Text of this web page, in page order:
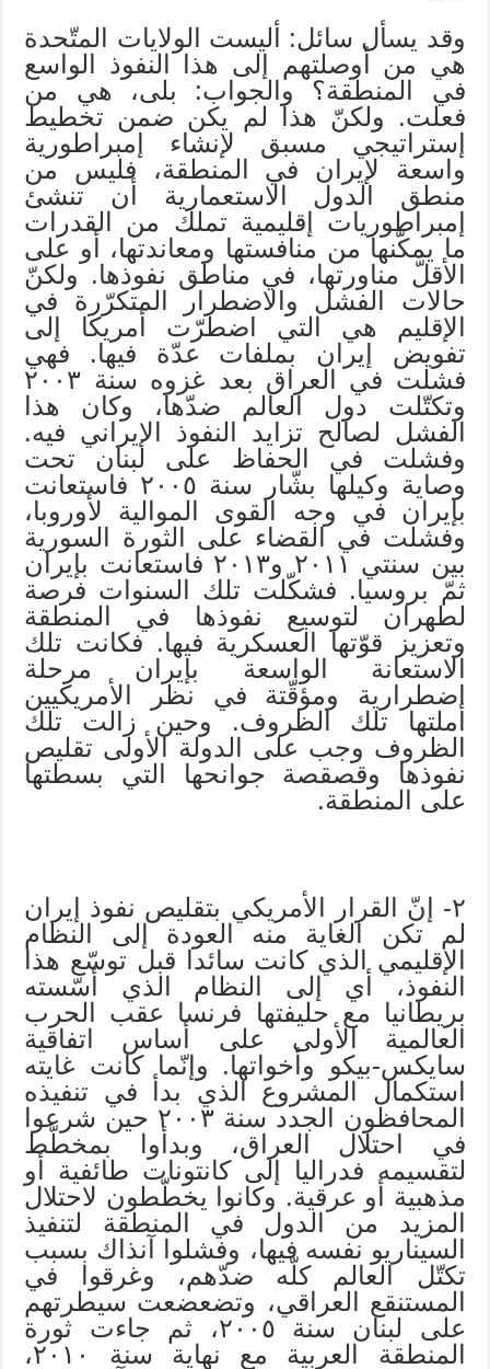
وقد يسأل سائل: أليست الولايات المتّحدة
هي من أوصلتهم إلى هذا النفوذ الواسع
في المنطقة؟ والجواب: بلى، هي من
فعلت. ولكنّ هذا لم يكن ضمن تخطيط
إستراتيجي مسبق لإنشاء إمبراطورية
واسعة لإيران في المنطقة، فليس من
منطق الدول الاستعمارية أن تنشئ
إمبراطوريات إقليمية تملك من القدرات
ما يمكّنها من منافستها ومعاندتها، أو على
الأقلّ مناورتها، في مناطق نفوذها. ولكنّ
حالات الفشل والاضطرار المتكرّرة في
الإقليم هي التي اضطرّت أمريكا إلى
تفويض إيران بملفات عدّة فيها. فهي
فشلت في العراق بعد غزوه سنة ٢٠٠٣
وتكتّلت دول العالم ضدّها، وكان هذا
الفشل لصالح تزايد النفوذ الإيراني فيه.
وفشلت في الحفاظ على لبنان تحت
وصاية وكيلها بشّار سنة ٢٠٠٥ فاستعانت
بإيران في وجه القوى الموالية لأوروبا،
وفشلت في القضاء على الثورة السورية
بين سنتي ٢٠١١ و٢٠١٣ فاستعانت بإيران
ثمّ بروسيا. فشكّلت تلك السنوات فرصة
لطهران لتوسيع نفوذها في المنطقة
وتعزيز قوّتها العسكرية فيها. فكانت تلك
الاستعانة الواسعة بإيران مرحلة
اضطرارية ومؤقّتة في نظر الأمريكيين
أملتها تلك الظروف. وحين زالت تلك
الظروف وجب على الدولة الأولى تقليص
نفوذها وقصقصة جوانحها التي بسطتها
على المنطقة.
٢- إنّ القرار الأمريكي بتقليص نفوذ إيران
لم تكن الغاية منه العودة إلى النظام
الإقليمي الذي كانت سائدا قبل توسّع هذا
النفوذ، أي إلى النظام الذي أسّسته
بريطانيا مع حليفتها فرنسا عقب الحرب
العالمية الأولى على أساس اتفاقية
سايكس-بيكو وأخواتها. وإنّما كانت غايته
استكمال المشروع الذي بدأ في تنفيذه
المحافظون الجدد سنة ٢٠٠٣ حين شرعوا
في احتلال العراق، وبدأوا بمخطّط
لتقسيمه فدراليا إلى كانتونات طائفية أو
مذهبية أو عرقية. وكانوا يخطّطون لاحتلال
المزيد من الدول في المنطقة لتنفيذ
السيناريو نفسه فيها، وفشلوا آنذاك بسبب
تكتّل العالم كلّه ضدّهم، وغرقوا في
المستنقع العراقي، وتضعضعت سيطرتهم
على لبنان سنة ٢٠٠٥، ثم جاءت ثورة
المنطقة العربية مع نهاية سنة ٢٠١٠،